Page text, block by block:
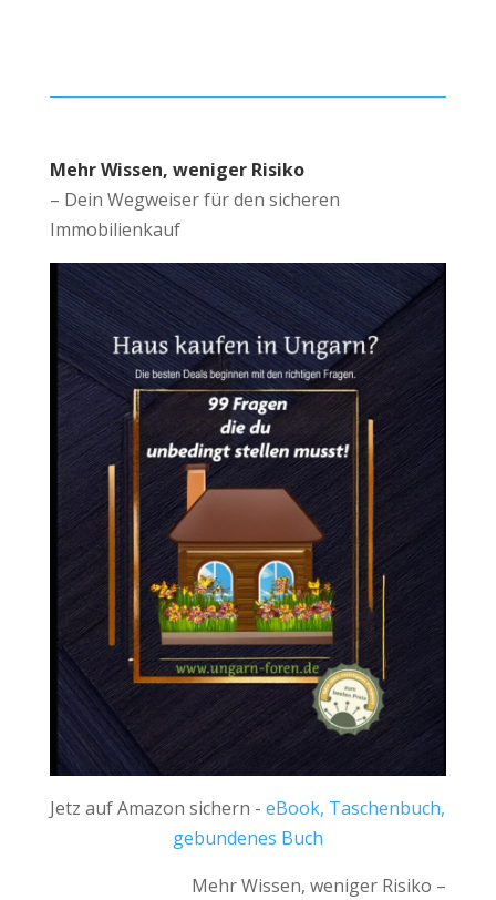
Mehr Wissen, weniger Risiko
– Dein Wegweiser für den sicheren
Immobilienkauf
Jetz auf Amazon sichern -eBook, Taschenbuch,
gebundenes Buch
Mehr Wissen, weniger Risiko –